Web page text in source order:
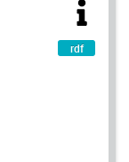
rdf